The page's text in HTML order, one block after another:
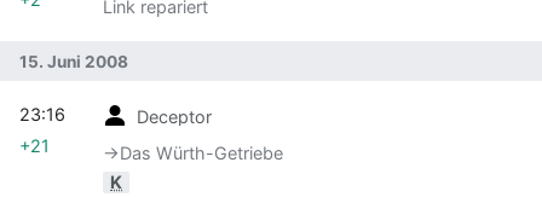
Link repariert
15. Juni 2008
Deceptor
→‎Das Würth-Getriebe
K
23:16
+21